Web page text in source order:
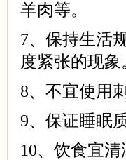
羊肉等。
7、保持生活
度紧张的现象
8、不宜使用
9、保证睡眠
10、饮食宜